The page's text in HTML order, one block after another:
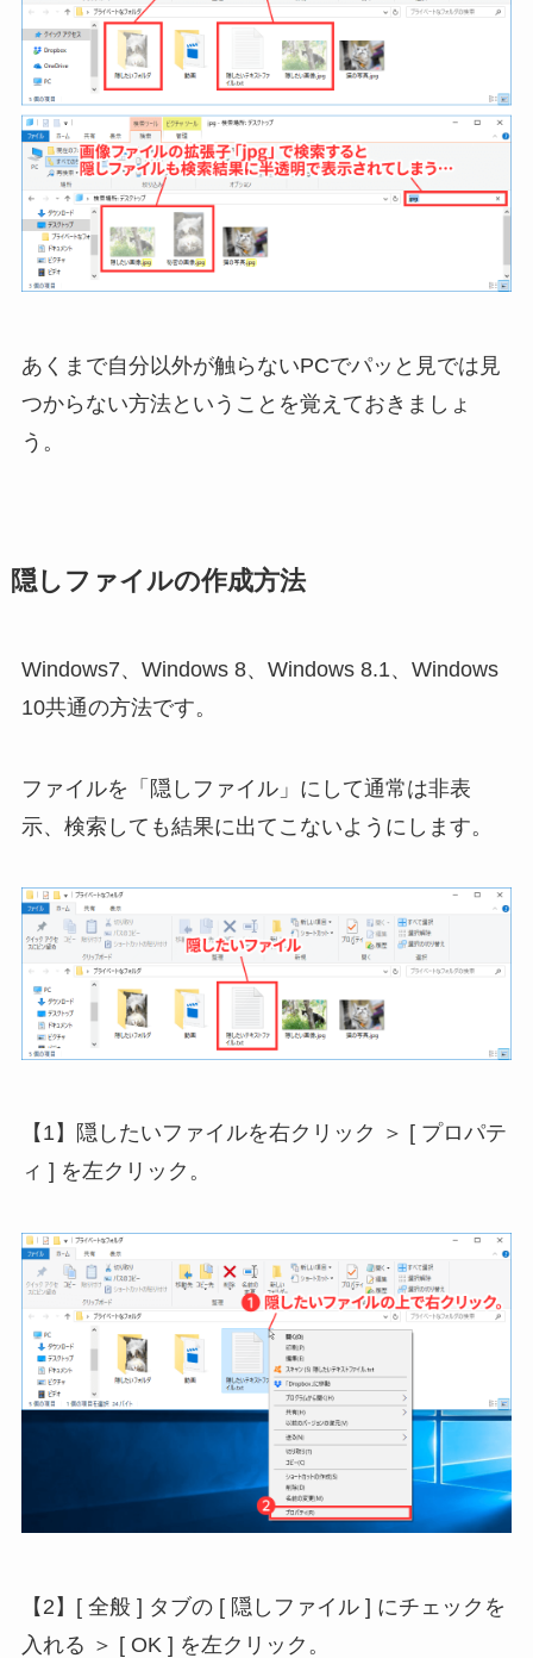
あくまで自分以外が触らないPCでパッと見では見
つからない方法ということを覚えておきましょ
う。
隠しファイルの作成方法
Windows7、Windows 8、Windows 8.1、Windows
10共通の方法です。
ファイルを「隠しファイル」にして通常は非表
示、検索しても結果に出てこないようにします。
【1】隠したいファイルを右クリック ＞ [ プロパテ
ィ ] を左クリック。
【2】[ 全般 ] タブの [ 隠しファイル ] にチェックを
入れる ＞ [ OK ] を左クリック。